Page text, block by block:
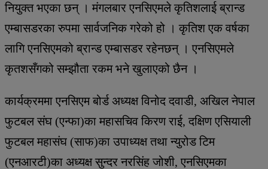
नियुक्त भएका छन् । मंगलबार एनसिएमले कृतिशलाई ब्रान्ड
एम्बासडरका रुपमा सार्वजनिक गरेको हो । कृतिश एक वर्षका
लागि एनसिएमको ब्रान्ड एम्बासडर रहेनछन् । एनसिएमले
कृतशसँगको सम्झौता रकम भने खुलाएको छैन ।
कार्यक्रममा एनसिएम बोर्ड अध्यक्ष विनोद दवाडी, अखिल नेपाल
फुटबल संघ (एन्फा)का महासचिव किरण राई, दक्षिण एसियाली
फुटबल महासंघ (साफ)का उपाध्यक्ष तथा न्युरोड टिम
(एनआरटी)का अध्यक्ष सुन्दर नरसिंह जोशी, एनसिएमका